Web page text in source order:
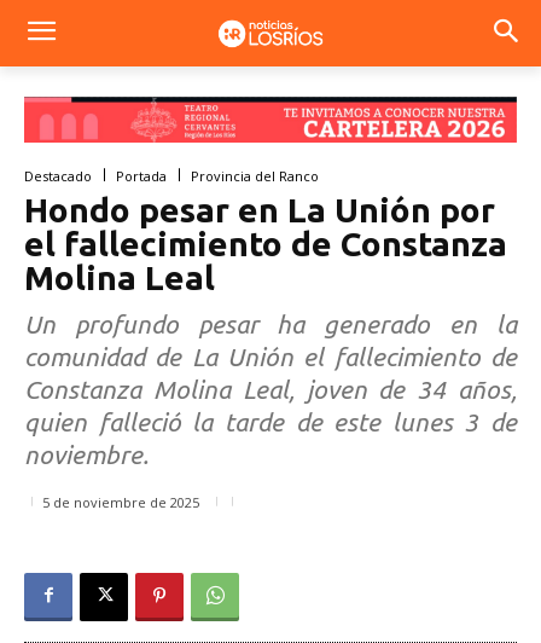
Destacado Portada Provincia del Ranco
Hondo pesar en La Unión por
el fallecimiento de Constanza
Molina Leal
Un profundo pesar ha generado en la
comunidad de La Unión el fallecimiento de
Constanza Molina Leal, joven de 34 años,
quien falleció la tarde de este lunes 3 de
noviembre.
5 de noviembre de 2025